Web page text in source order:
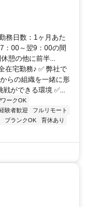
務日数：1ヶ月あた
：00～翌9：00の間
憩の他に前半...
宅勤務♪ ✅ 弊社で
らの組織を一緒に形
ができる環境 ✅...
ークOK
験者歓迎
フルリモート
ブランクOK
育休あり